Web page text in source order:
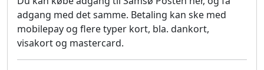
adgang med det samme. Betaling kan ske med
mobilepay og flere typer kort, bla. dankort,
visakort og mastercard.